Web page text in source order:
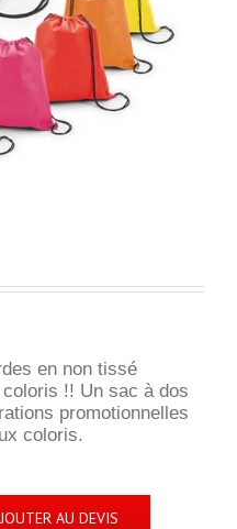
en non tissé
!! Un sac à dos
promotionnelles
coloris.
AU DEVIS